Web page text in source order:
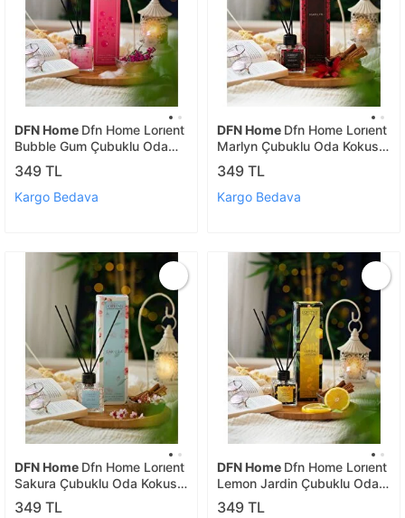
DFN Home Dfn Home Lorıent
Bubble Gum Çubuklu Oda
Kokusu 100 Ml Bubble
349 TL
Kargo Bedava
DFN Home Dfn Home Lorıent
Marlyn Çubuklu Oda Kokusu
100 Ml Çiçek
349 TL
Kargo Bedava
DFN Home Dfn Home Lorıent
Sakura Çubuklu Oda Kokusu
100 Ml Çiçek
349 TL
DFN Home Dfn Home Lorıent
Lemon Jardin Çubuklu Oda
Kokusu 100 Ml Limon
349 TL